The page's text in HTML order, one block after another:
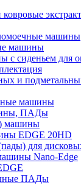
машины
машины
сиденьем для
и
машины
ПАДы
машины
EDGE 20HD
для
Nano-Edge
ПАДы